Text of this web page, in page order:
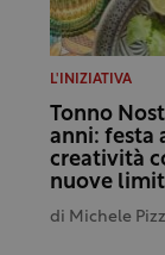
L'INIZIATIVA
Tonno
anni: festa
creatività
nuove
di Michele